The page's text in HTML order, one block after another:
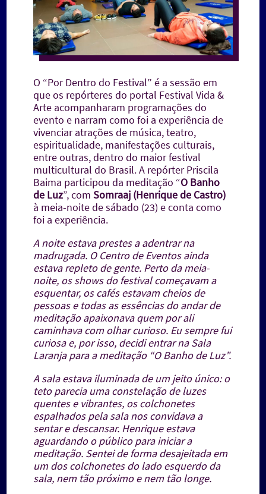
O “Por Dentro do Festival” é a sessão em
que os repórteres do portal Festival Vida &
Arte acompanharam programações do
evento e narram como foi a experiência de
vivenciar atrações de música, teatro,
espiritualidade, manifestações culturais,
entre outras, dentro do maior festival
multicultural do Brasil. A repórter Priscila
Baima participou da meditação “O Banho
de Luz”, comSomraaj (Henrique de Castro)
à meia-noite de sábado (23) e conta como
foi a experiência.
A noite estava prestes a adentrar na
madrugada. O Centro de Eventos ainda
estava repleto de gente. Perto da meia-
noite, os shows do festival começavam a
esquentar, os cafés estavam cheios de
pessoas e todas as essências do andar de
meditação apaixonava quem por ali
caminhava com olhar curioso. Eu sempre fui
curiosa e, por isso, decidi entrar na Sala
Laranja para a meditação “O Banho de Luz”.
A sala estava iluminada de um jeito único: o
teto parecia uma constelação de luzes
quentes e vibrantes, os colchonetes
espalhados pela sala nos convidava a
sentar e descansar. Henrique estava
aguardando o público para iniciar a
meditação. Sentei de forma desajeitada em
um dos colchonetes do lado esquerdo da
sala, nem tão próximo e nem tão longe.